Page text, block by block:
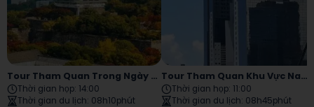
Tour Tham Quan Trong Ngày Osaka
Thời gian họp: 14:00
Thời gian du lịch: 08h10phút
Tour Tham Quan Khu Vực Namba Umeda
Thời gian họp: 11:00
Thời gian du lịch: 08h45phút